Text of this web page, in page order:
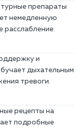
препараты
немедленную
расслабление.
и
дыхательным
тревоги.
рецепты на
подробные